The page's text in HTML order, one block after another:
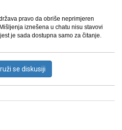
pravo da obriše neprimjeren
iznešena u chatu nisu stavovi
je sada dostupna samo za čitanje.
se diskusiji